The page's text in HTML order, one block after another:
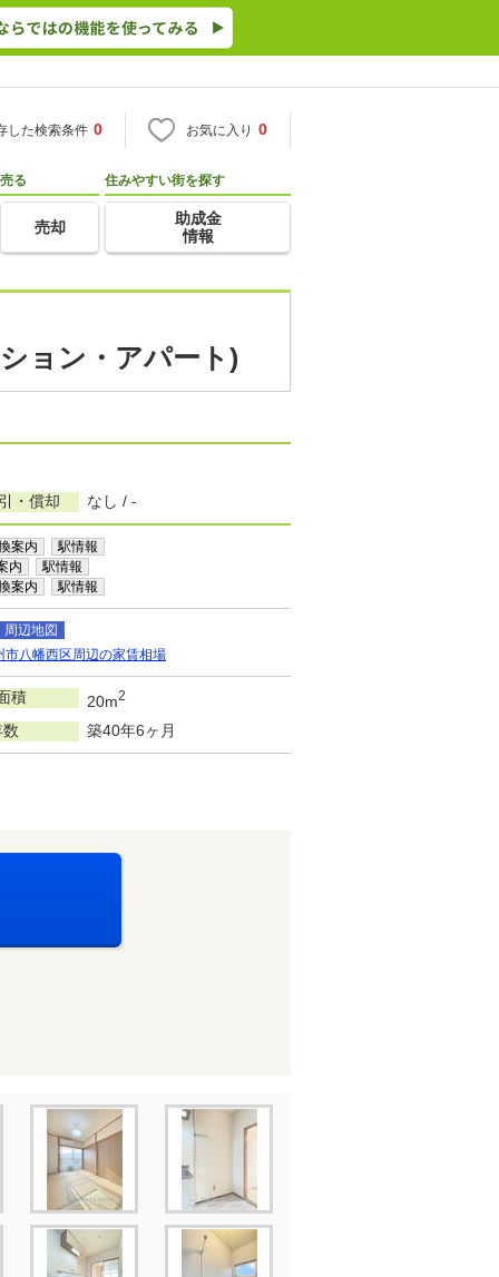
した検索条件 0 お気に入り 0
売る
売却
住みやすい街を探す
助成金
情報
ョン・アパート)
・償却 なし / -
案内 駅情報
内 駅情報
案内 駅情報
周辺地図
市八幡西区周辺の家賃相場
積 20m2
築40年6ヶ月